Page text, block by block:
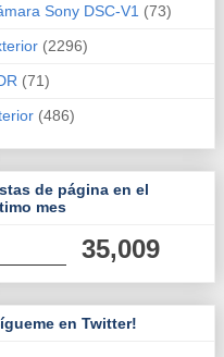
Sony DSC-V1 (73)
(2296)
(71)
(486)
de página en el
mes
35,009
en Twitter!